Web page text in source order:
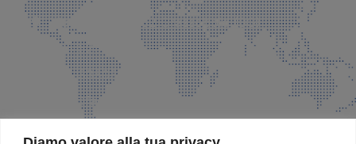
Via Padre Elzi, 32 Grassobbio (BG)
035 525015
035 335037
info@faeg.it
SITE MAP